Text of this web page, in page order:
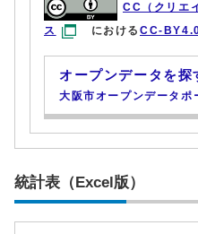
CC（クリエ
ス
におけるCC-
オープンデータを探
大阪市オープンデータポ
統計表（Excel版）